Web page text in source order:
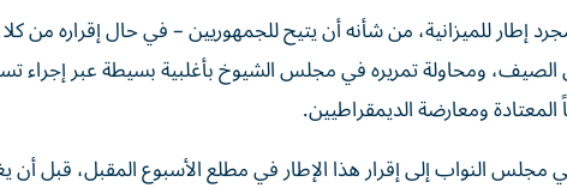
إطار للميزانية، من شأنه أن يتيح للجمهوريين – في حال إقراره
ومحاولة تمريره في مجلس الشيوخ بأغلبية بسيطة عبر إجراء
ومعارضة الديمقراطيين.
النواب إلى إقرار هذا الإطار في مطلع الأسبوع المقبل، قبل